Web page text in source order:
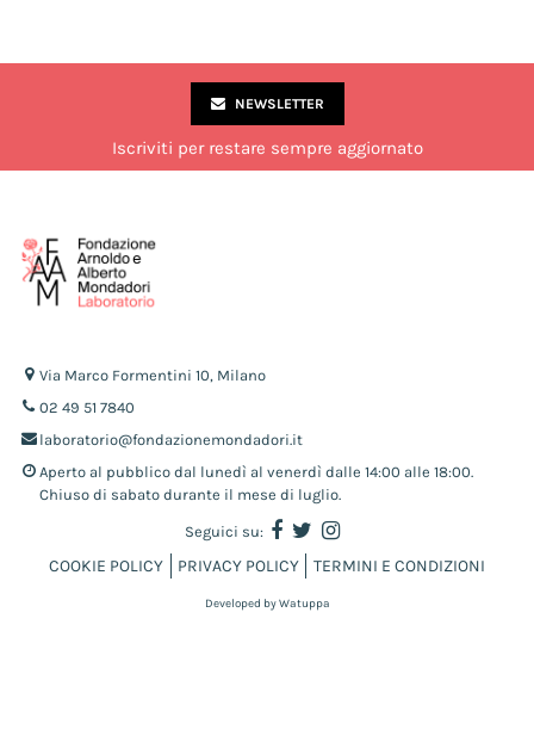
NEWSLETTER
Iscriviti per restare sempre aggiornato
Via Marco Formentini 10, Milano
02 49 51 7840
laboratorio@fondazionemondadori.it
Aperto al pubblico dal lunedì al venerdì dalle 14:00 alle 18:00.
Chiuso di sabato durante il mese di luglio.
Seguici su:
COOKIE POLICY PRIVACY POLICY TERMINI E CONDIZIONI
Developed by Watuppa